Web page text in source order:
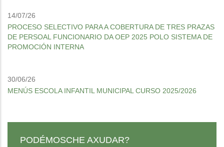
14/07/26
PROCESO SELECTIVO PARA A COBERTURA DE TRES PRAZAS
DE PERSOAL FUNCIONARIO DA OEP 2025 POLO SISTEMA DE
PROMOCIÓN INTERNA
30/06/26
MENÚS ESCOLA INFANTIL MUNICIPAL CURSO 2025/2026
PODÉMOSCHE AXUDAR?